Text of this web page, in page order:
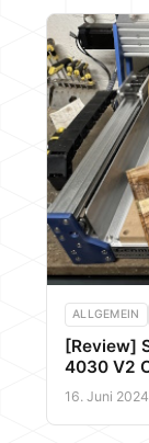
ALLGEMEIN
[Review]
4030 V2
16. Juni 2024